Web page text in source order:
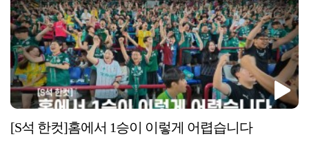
[S석 한컷]홈에서 1승이 이렇게 어렵습니다